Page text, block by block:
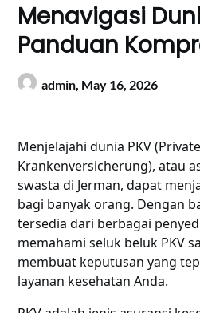
Menavigasi
Panduan
admin, May 16, 2026
Menjelajahi dunia PKV (Private
Krankenversicherung), atau
swasta di Jerman, dapat
bagi banyak orang. Dengan
tersedia dari berbagai
memahami seluk beluk PKV
membuat keputusan yang
layanan kesehatan Anda.